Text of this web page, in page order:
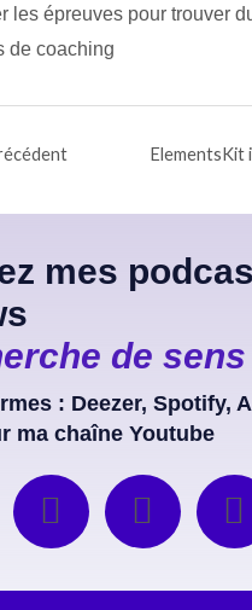
les épreuves pour trouver
de coaching
ElementsKit
mes
de sens
: Deezer, Spotify,
ma chaîne Youtube